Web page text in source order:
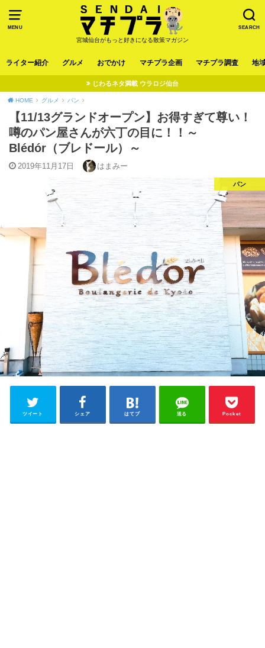
MENU SEARCH
宮城仙台がもっと好きになる散策マガジン
ライター紹介 グルメ おでかけ マチプラ企画 マチプラ調査 地
じわるネタ満載 ウラロジ仙台
HOME グルメ パン
【11/13グランドオープン】お得すぎて尊い！
噂のパン屋さんが六丁の目に！！～
Blédór（ブレドール）～
2019年11月17日 はまみー
パン
ツイート シェア はてブ 送る Pocket